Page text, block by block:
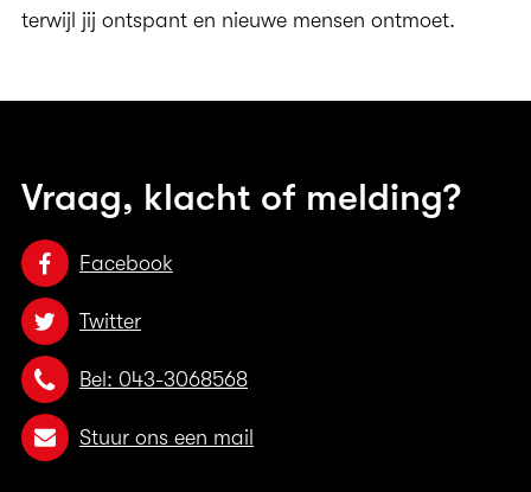
terwijl jij ontspant en nieuwe mensen ontmoet.
Vraag, klacht of melding?
Facebook
Twitter
Bel: 043-3068568
Stuur ons een mail